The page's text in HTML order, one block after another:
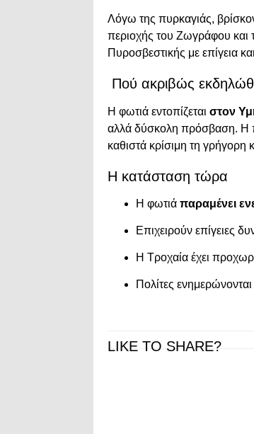
Λόγω της πυρκαγιάς,
περιοχής του Ζωγράφου και
Πυροσβεστικής με επίγεια
Πού ακριβώς
Η φωτιά εντοπίζεται στον
αλλά δύσκολη πρόσβαση. Η
καθιστά κρίσιμη τη
Η κατάσταση τώρα
Η φωτιά παραμένει
Επιχειρούν επίγειες
Η Τροχαία έχει
Πολίτες
LIKE TO SHARE?